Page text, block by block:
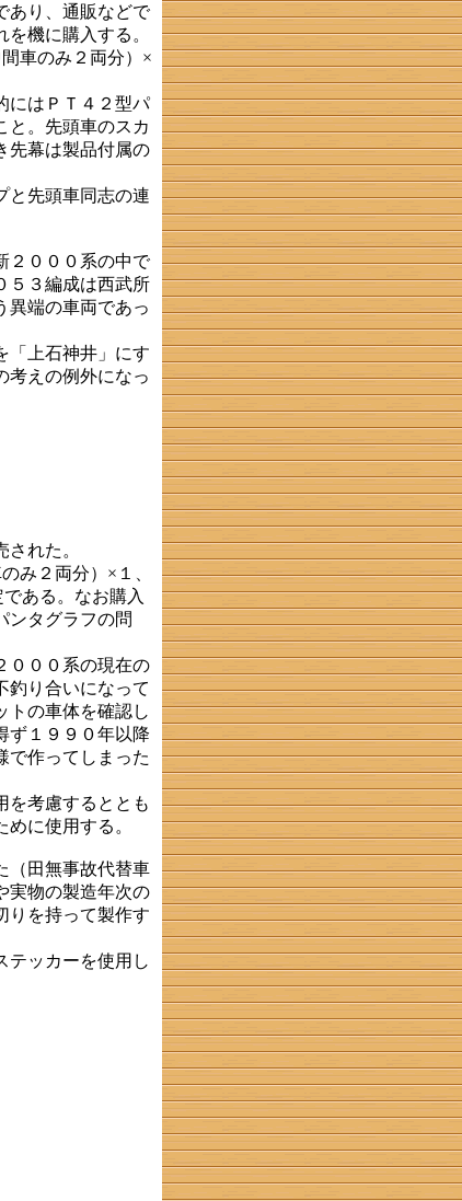
あり、通販などで
機に購入する。
車のみ２両分）×
にはＰＴ４２型パ
と。先頭車のスカ
先幕は製品付属の
と先頭車同志の連
２０００系の中で
５３編成は西武所
異端の車両であっ
「上石神井」にす
考えの例外になっ
れた。
み２両分）×１、
ある。なお購入
ンタグラフの問
０００系の現在の
釣り合いになって
トの車体を確認し
ず１９９０年以降
で作ってしまった
を考慮するととも
に使用する。
（田無事故代替車
実物の製造年次の
りを持って製作す
テッカーを使用し